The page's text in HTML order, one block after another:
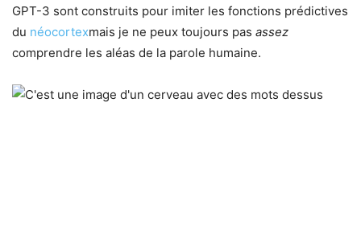
GPT-3 sont construits pour imiter les fonctions prédictives
du néocortexmais je ne peux toujours pas assez
comprendre les aléas de la parole humaine.